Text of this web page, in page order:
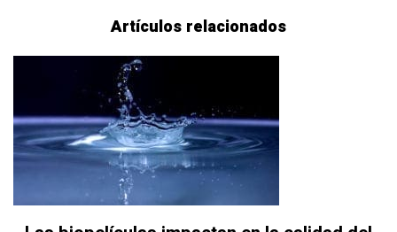
Artículos relacionados